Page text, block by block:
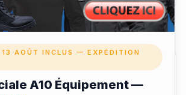
AOÛT INCLUS — EXPÉDITION
A10 Équipement —